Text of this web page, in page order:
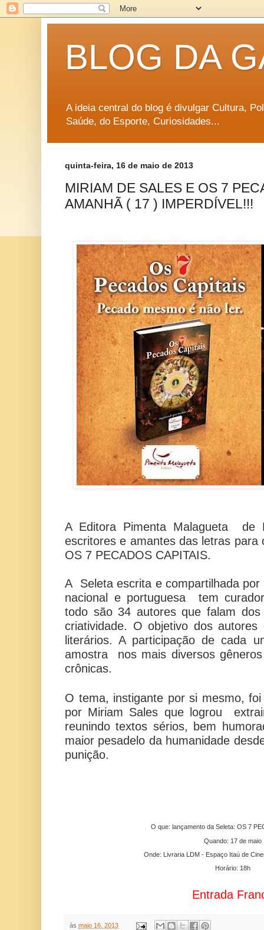
BLOG DA
A ideia central do blog é divulgar Cultura,
Saúde, do Esporte, Curiosidades...
quinta-feira, 16 de maio de 2013
MIRIAM DE SALES E OS 7
AMANHÃ ( 17 ) IMPERDÍVEL!!!
A Editora Pimenta Malagueta de
escritores e amantes das letras para
OS 7 PECADOS CAPITAIS.
A Seletaescrita e compartilhada
nacional e portuguesa tem
todo são 34 autores que falam
criatividade. O objetivo dos
literários. A participação de cada
amostra nos mais diversos
crônicas.
O tema, instigante por si mesmo,
por Miriam Sales que logrou
reunindo textos sérios, bem
maior pesadelo da humanidade
punição.
O que: lançamento da Seleta: OS 7
Quando: 17 de maio
Onde: Livraria LDM - Espaço Itaú de
Horário: 18h
Entrada
às maio 16, 2013